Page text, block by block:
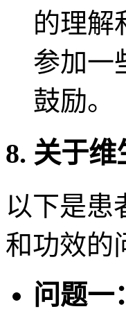
的理解
参加一
鼓励。
8. 关于
以下是患
和功效的
问题一：